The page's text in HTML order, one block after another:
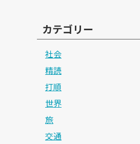
カテゴリー
社会
精読
打順
世界
旅
交通